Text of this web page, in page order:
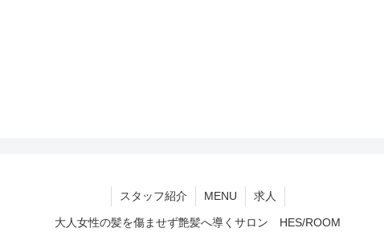
スタッフ紹介 MENU 求人
大人女性の髪を傷ませず艶髪へ導くサロン HES/ROOM